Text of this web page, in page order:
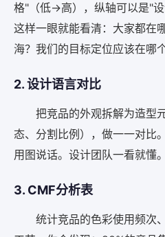
格"（低→高），纵轴可以是"
这样一眼就能看清：大家都在
海？我们的目标定位应该在哪
2. 设计语言对比
把竞品的外观拆解为造型
态、分割比例），做一一对比
用图说话。设计团队一看就懂。
3. CMF分析表
统计竞品的色彩使用频次